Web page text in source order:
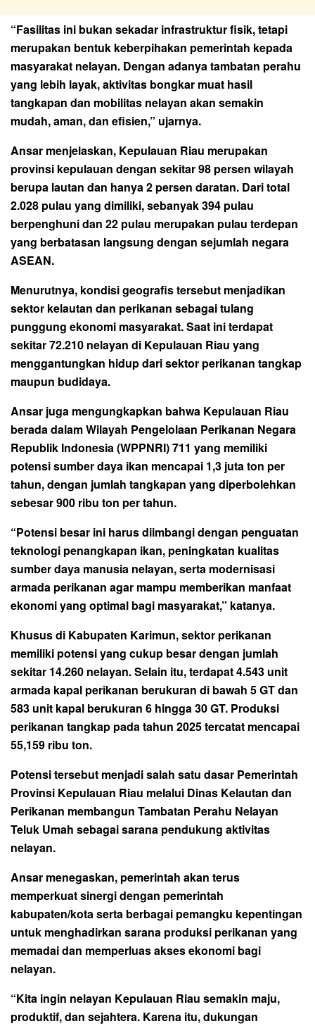
“Fasilitas ini bukan sekadar infrastruktur fisik, tetapi
merupakan bentuk keberpihakan pemerintah kepada
masyarakat nelayan. Dengan adanya tambatan perahu
yang lebih layak, aktivitas bongkar muat hasil
tangkapan dan mobilitas nelayan akan semakin
mudah, aman, dan efisien,” ujarnya.
Ansar menjelaskan, Kepulauan Riau merupakan
provinsi kepulauan dengan sekitar 98 persen wilayah
berupa lautan dan hanya 2 persen daratan. Dari total
2.028 pulau yang dimiliki, sebanyak 394 pulau
berpenghuni dan 22 pulau merupakan pulau terdepan
yang berbatasan langsung dengan sejumlah negara
ASEAN.
Menurutnya, kondisi geografis tersebut menjadikan
sektor kelautan dan perikanan sebagai tulang
punggung ekonomi masyarakat. Saat ini terdapat
sekitar 72.210 nelayan di Kepulauan Riau yang
menggantungkan hidup dari sektor perikanan tangkap
maupun budidaya.
Ansar juga mengungkapkan bahwa Kepulauan Riau
berada dalam Wilayah Pengelolaan Perikanan Negara
Republik Indonesia (WPPNRI) 711 yang memiliki
potensi sumber daya ikan mencapai 1,3 juta ton per
tahun, dengan jumlah tangkapan yang diperbolehkan
sebesar 900 ribu ton per tahun.
“Potensi besar ini harus diimbangi dengan penguatan
teknologi penangkapan ikan, peningkatan kualitas
sumber daya manusia nelayan, serta modernisasi
armada perikanan agar mampu memberikan manfaat
ekonomi yang optimal bagi masyarakat,” katanya.
Khusus di Kabupaten Karimun, sektor perikanan
memiliki potensi yang cukup besar dengan jumlah
sekitar 14.260 nelayan. Selain itu, terdapat 4.543 unit
armada kapal perikanan berukuran di bawah 5 GT dan
583 unit kapal berukuran 6 hingga 30 GT. Produksi
perikanan tangkap pada tahun 2025 tercatat mencapai
55,159 ribu ton.
Potensi tersebut menjadi salah satu dasar Pemerintah
Provinsi Kepulauan Riau melalui Dinas Kelautan dan
Perikanan membangun Tambatan Perahu Nelayan
Teluk Umah sebagai sarana pendukung aktivitas
nelayan.
Ansar menegaskan, pemerintah akan terus
memperkuat sinergi dengan pemerintah
kabupaten/kota serta berbagai pemangku kepentingan
untuk menghadirkan sarana produksi perikanan yang
memadai dan memperluas akses ekonomi bagi
nelayan.
“Kita ingin nelayan Kepulauan Riau semakin maju,
produktif, dan sejahtera. Karena itu, dukungan